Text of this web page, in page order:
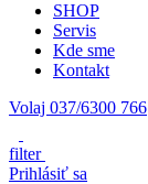
SHOP
Servis
Kde sme
Kontakt
Volaj 037/6300 766
filter
Prihlásiť sa